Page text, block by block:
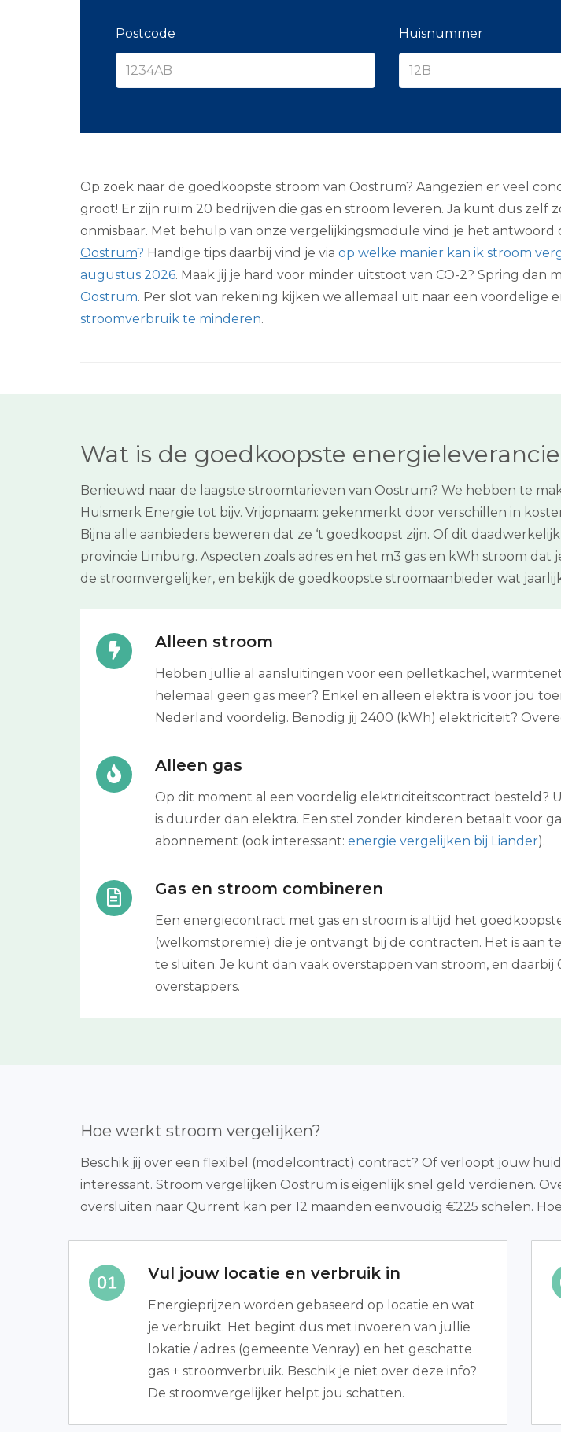
a
e
Postcode Huisnummer
Op zoek naar de goedkoopste stroom van Oostrum? Aangezien er veel
groot! Er zijn ruim 20 bedrijven die gas en stroom leveren. Ja kunt dus zelf
onmisbaar. Met behulp van onze vergelijkingsmodule vind je het antwoord
Oostrum? Handige tips daarbij vind je via op welke manier kan ik stroom
augustus 2026. Maak jij je hard voor minder uitstoot van CO-2? Spring dan
Oostrum. Per slot van rekening kijken we allemaal uit naar een voordelige
stroomverbruik te minderen.
Wat is de goedkoopste
Benieuwd naar de laagste stroomtarieven van Oostrum? We hebben te
Huismerk Energie tot bijv. Vrijopnaam: gekenmerkt door verschillen in
Bijna alle aanbieders beweren dat ze ‘t goedkoopst zijn. Of dit
provincie Limburg. Aspecten zoals adres en het m3 gas en kWh stroom
de stroomvergelijker, en bekijk de goedkoopste stroomaanbieder wat
Alleen stroom
Hebben jullie al aansluitingen voor een pelletkachel,
helemaal geen gas meer? Enkel en alleen elektra is voor jou
Nederland voordelig. Benodig jij 2400 (kWh) elektriciteit?
Alleen gas
Op dit moment al een voordelig elektriciteitscontract besteld?
is duurder dan elektra. Een stel zonder kinderen betaalt voor
abonnement (ook interessant: energie vergelijken bij Liander).
Gas en stroom combineren
Een energiecontract met gas en stroom is altijd het
(welkomstpremie) die je ontvangt bij de contracten. Het is aan
te sluiten. Je kunt dan vaak overstappen van stroom, en
overstappers.
Hoe werkt stroom vergelijken?
Beschik jij over een flexibel (modelcontract) contract? Of verloopt jouw
interessant. Stroom vergelijken Oostrum is eigenlijk snel geld verdienen.
oversluiten naar Qurrent kan per 12 maanden eenvoudig €225 schelen.
Vul jouw locatie en verbruik in
Energieprijzen worden gebaseerd op locatie en wat
je verbruikt. Het begint dus met invoeren van jullie
lokatie / adres (gemeente Venray) en het geschatte
gas + stroomverbruik. Beschik je niet over deze info?
De stroomvergelijker helpt jou schatten.